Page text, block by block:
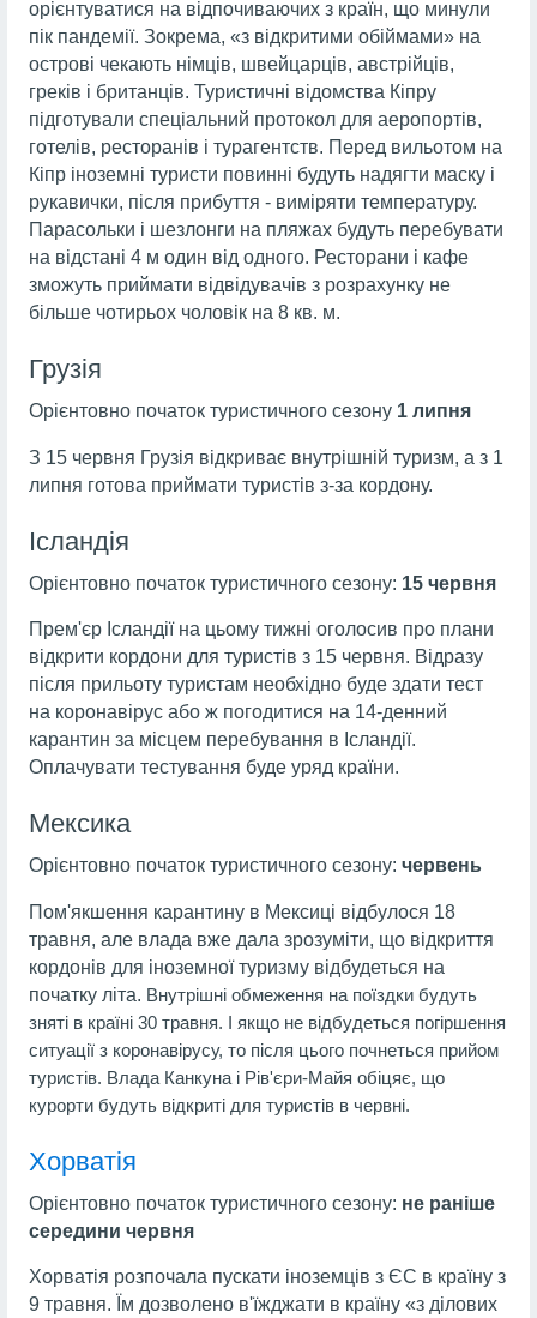
орієнтуватися на відпочиваючих з країн, що минули
пік пандемії. Зокрема, «з відкритими обіймами» на
острові чекають німців, швейцарців, австрійців,
греків і британців. Туристичні відомства Кіпру
підготували спеціальний протокол для аеропортів,
готелів, ресторанів і турагентств. Перед вильотом на
Кіпр іноземні туристи повинні будуть надягти маску і
рукавички, після прибуття - виміряти температуру.
Парасольки і шезлонги на пляжах будуть перебувати
на відстані 4 м один від одного. Ресторани і кафе
зможуть приймати відвідувачів з розрахунку не
більше чотирьох чоловік на 8 кв. м.
Грузія
Орієнтовно початок туристичного сезону 1 липня
З 15 червня Грузія відкриває внутрішній туризм, а з 1
липня готова приймати туристів з-за кордону.
Ісландія
Орієнтовно початок туристичного сезону: 15 червня
Прем'єр Ісландії на цьому тижні оголосив про плани
відкрити кордони для туристів з 15 червня. Відразу
після прильоту туристам необхідно буде здати тест
на коронавірус або ж погодитися на 14-денний
карантин за місцем перебування в Ісландії.
Оплачувати тестування буде уряд країни.
Мексика
Орієнтовно початок туристичного сезону: червень
Пом'якшення карантину в Мексиці відбулося 18
травня, але влада вже дала зрозуміти, що відкриття
кордонів для іноземної туризму відбудеться на
початку літа. Внутрішні обмеження на поїздки будуть
зняті в країні 30 травня. І якщо не відбудеться погіршення
ситуації з коронавірусу, то після цього почнеться прийом
туристів. Влада Канкуна і Рів'єри-Майя обіцяє, що
курорти будуть відкриті для туристів в червні.
Хорватія
Орієнтовно початок туристичного сезону: не раніше
середини червня
Хорватія розпочала пускати іноземців з ЄС в країну з
9 травня. Їм дозволено в'їжджати в країну «з ділових